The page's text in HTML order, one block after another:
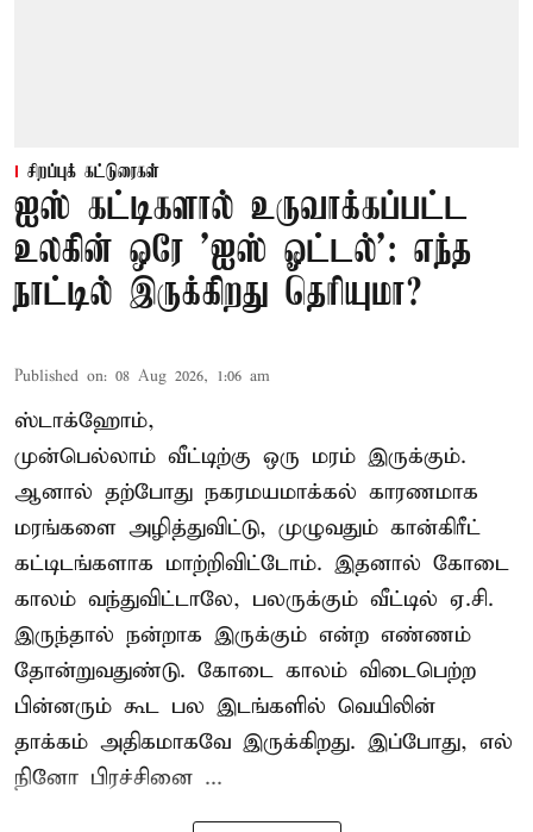
சிறப்புக் கட்டுரைகள்
ஐஸ் கட்டிகளால் உருவாக்கப்பட்ட
உலகின் ஒரே 'ஐஸ் ஓட்டல்': எந்த
நாட்டில் இருக்கிறது தெரியுமா?
Published on: 08 Aug 2026, 1:06 am
ஸ்டாக்ஹோம்,
முன்பெல்லாம் வீட்டிற்கு ஒரு மரம் இருக்கும்.
ஆனால் தற்போது நகரமயமாக்கல் காரணமாக
மரங்களை அழித்துவிட்டு, முழுவதும் கான்கிரீட்
கட்டிடங்களாக மாற்றிவிட்டோம். இதனால் கோடை
காலம் வந்துவிட்டாலே, பலருக்கும் வீட்டில் ஏ.சி.
இருந்தால் நன்றாக இருக்கும் என்ற எண்ணம்
தோன்றுவதுண்டு. கோடை காலம் விடைபெற்ற
பின்னரும் கூட பல இடங்களில் வெயிலின்
தாக்கம் அதிகமாகவே இருக்கிறது. இப்போது, எல்
நினோ பிரச்சினை ...